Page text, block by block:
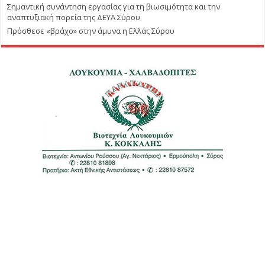
Σημαντική συνάντηση εργασίας για τη βιωσιμότητα και την
αναπτυξιακή πορεία της ΔΕΥΑ Σύρου
Πρόσθεσε «βράχο» στην άμυνα η Ελλάς Σύρου